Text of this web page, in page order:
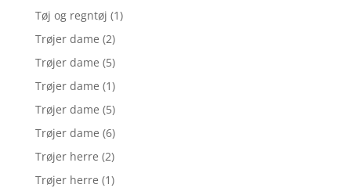
Tøj og regntøj (1)
Trøjer dame (2)
Trøjer dame (5)
Trøjer dame (1)
Trøjer dame (5)
Trøjer dame (6)
Trøjer herre (2)
Trøjer herre (1)